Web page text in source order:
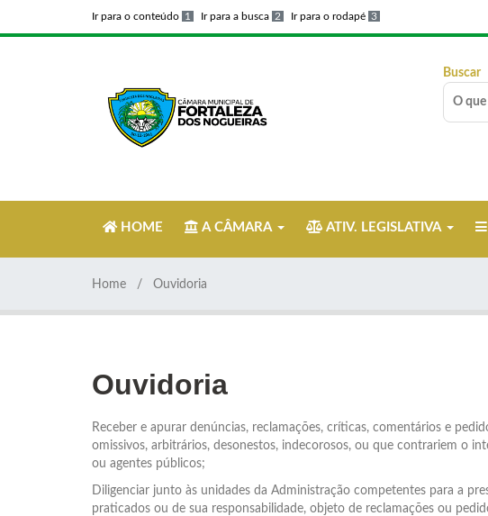
Ir para o conteúdo 1 Ir para a busca 2 Ir para o rodapé 3
Buscar
HOME A CÂMARA ATIV. LEGISLATIVA
Home Ouvidoria
Ouvidoria
Receber e apurar denúncias, reclamações, críticas, comentários e
omissivos, arbitrários, desonestos, indecorosos, ou que contrariem o
ou agentes públicos;
Diligenciar junto às unidades da Administração competentes para a
praticados ou de sua responsabilidade, objeto de reclamações ou